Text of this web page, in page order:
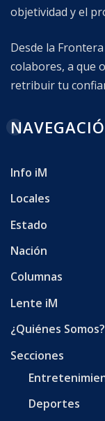
objetividad y el
Desde la
colabores, a que
retribuir tu
Info iM
Locales
Estado
Nación
Columnas
Lente iM
¿Quiénes Somos?
Secciones
Deportes